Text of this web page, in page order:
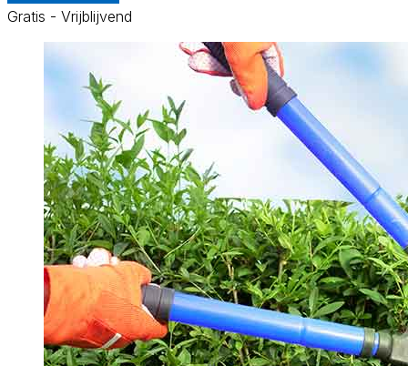
Gratis - Vrijblijvend